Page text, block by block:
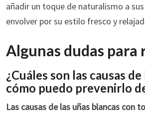
añadir un toque de naturalismo a
envolver por su estilo fresco y
Algunas dudas para
¿Cuáles son las causas
cómo puedo prevenirlo
Las causas de las uñas blancas con